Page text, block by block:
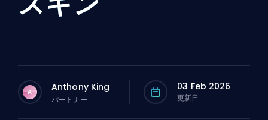
A Anthony King
パートナー
03 Feb 2026
更新日